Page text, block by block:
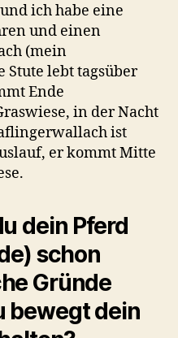
ich habe eine
und einen
(mein
Stute lebt tagsüber
Ende
in der Nacht
ist
er kommt Mitte
dein Pferd
schon
Gründe
bewegt dein